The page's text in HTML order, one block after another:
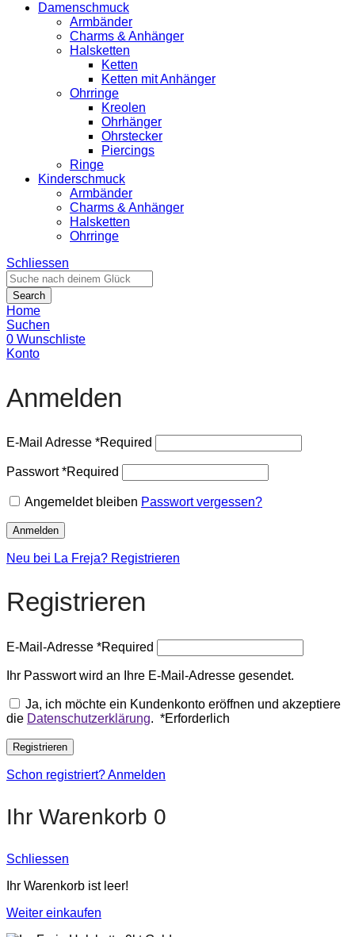
Damenschmuck
Armbänder
Charms & Anhänger
Halsketten
Ketten
Ketten mit Anhänger
Ohrringe
Kreolen
Ohrhänger
Ohrstecker
Piercings
Ringe
Kinderschmuck
Armbänder
Charms & Anhänger
Halsketten
Ohrringe
Schliessen
Search
Home
Suchen
0 Wunschliste
Konto
Anmelden
E-Mail Adresse *Required
Passwort*Required
Angemeldet bleiben Passwort vergessen?
Anmelden
Neu bei La Freja? Registrieren
Registrieren
E-Mail-Adresse *Required
Ihr Passwort wird an Ihre E-Mail-Adresse gesendet.
Ja, ich möchte ein Kundenkonto eröffnen und akzeptiere
die Datenschutzerklärung. *Erforderlich
Registrieren
Schon registriert? Anmelden
Ihr Warenkorb 0
Schliessen
Ihr Warenkorb ist leer!
Weiter einkaufen